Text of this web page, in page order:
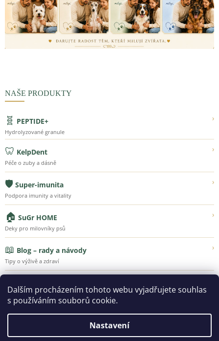
Dalším procházením tohoto webu vyjadřujete souhlas
s používáním souborů cookie.
Nastavení
NAŠE PRODUKTY
🧬 PEPTIDE+ ›
Hydrolyzované granule
🦷 KelpDent ›
Péče o zuby a dásně
🛡️ Super-imunita ›
Podpora imunity a vitality
🏠 SuGr HOME ›
Deky pro milovníky psů
📖 Blog – rady a návody ›
Tipy o výživě a zdraví
Poznejte Super-Granule